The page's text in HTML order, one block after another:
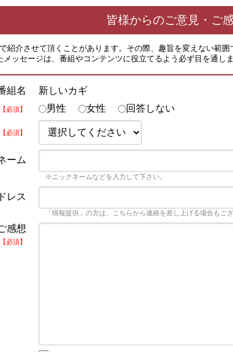
皆様からのご意見・ご
紹介させて頂くことがあります。その際、趣旨を変えない範
メッセージは、番組やコンテンツに役立てるよう必ず目を通
組名
新しいカギ
【必須】 男性 女性 回答しない
【必須】
ーム
※ニックネームなどを入力して下さい。
レス
「情報提供」の方は、こちらから連絡を差し上げる場合も
感想
【必須】